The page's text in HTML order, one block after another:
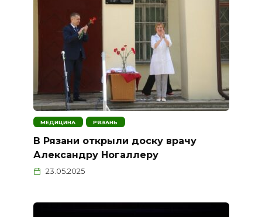
МЕДИЦИНА РЯЗАНЬ
В Рязани открыли доску врачу
Александру Ногаллеру
23.05.2025